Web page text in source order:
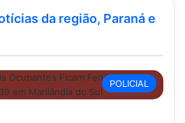
da região, Paraná e
POLICIAL